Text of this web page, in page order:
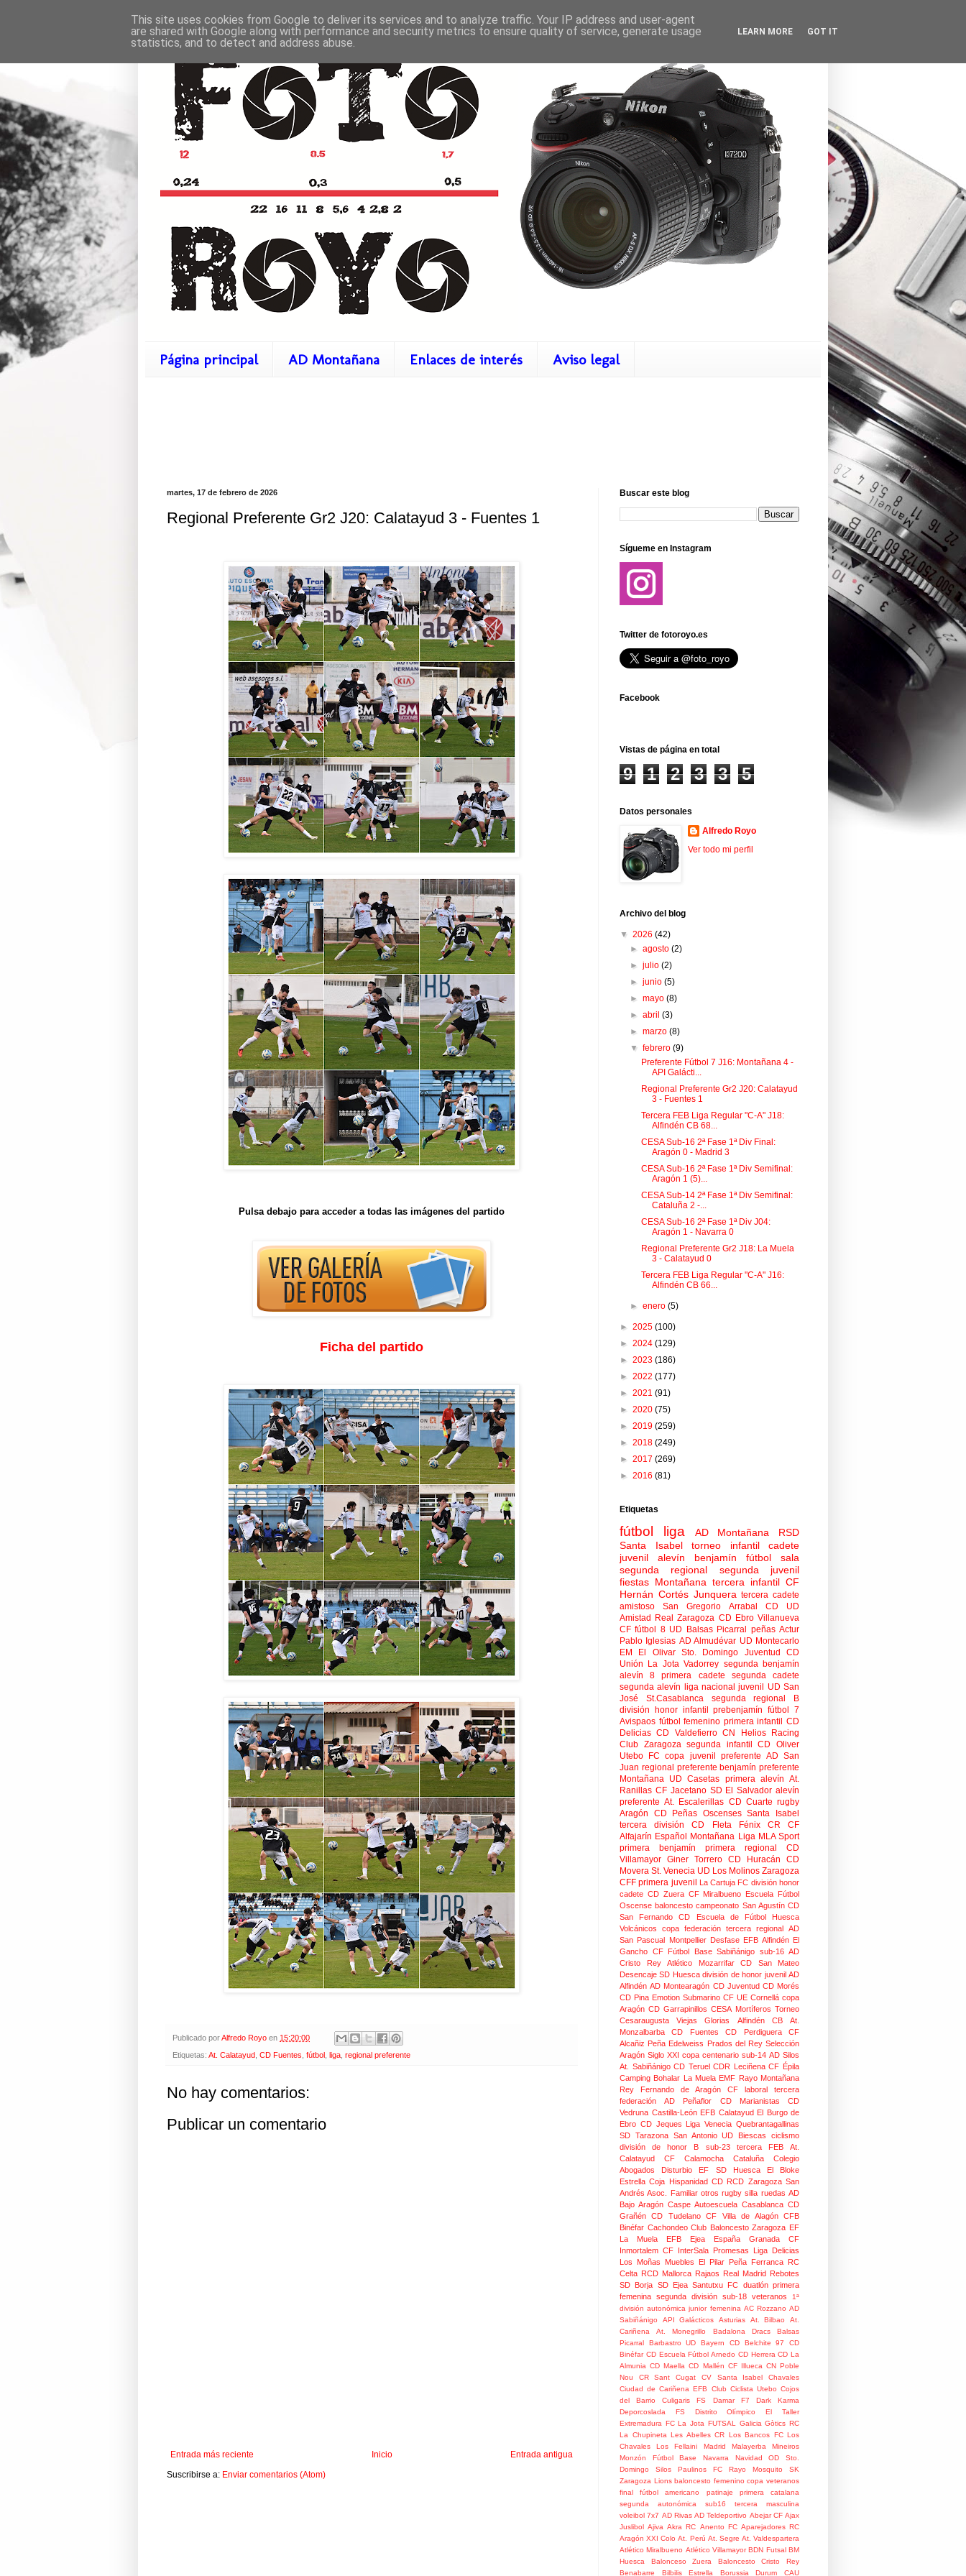
Página principal AD Montañana Enlaces de interés Aviso legal
martes, 17 de febrero de 2026
Regional Preferente Gr2 J20: Calatayud 3 - Fuentes 1
Pulsa debajo para acceder a todas las imágenes del partido
Ficha del partido
Publicado porAlfredo Royo en 15:20:00
Etiquetas: At. Calatayud CD Fuentes fútbol liga regional preferente
No hay comentarios:
Publicar un comentario
Entrada más reciente Entrada antigua
Inicio
Suscribirse a: Enviar comentarios (Atom)
Buscar este blog
Sígueme en Instagram
Twitter de fotoroyo.es
Facebook
Vistas de página en total
9 1 2 3 3 5
Datos personales
Alfredo Royo
Ver todo mi perfil
Archivo del blog
▼ 2026 (42)
►agosto(2)
►julio(2)
►junio(5)
►mayo(8)
►abril(3)
►marzo(8)
▼febrero(9)
Preferente Fútbol 7 J16: Montañana 4 -
API Galácti...
Regional Preferente Gr2 J20: Calatayud
3 - Fuentes 1
Tercera FEB Liga Regular "C-A" J18:
Alfindén CB 68...
CESA Sub-16 2ª Fase 1ª Div Final:
Aragón 0 - Madrid 3
CESA Sub-16 2ª Fase 1ª Div Semifinal:
Aragón 1 (5)...
CESA Sub-14 2ª Fase 1ª Div Semifinal:
Cataluña 2 -...
CESA Sub-16 2ª Fase 1ª Div J04:
Aragón 1 - Navarra 0
Regional Preferente Gr2 J18: La Muela
3 - Calatayud 0
Tercera FEB Liga Regular "C-A" J16:
Alfindén CB 66...
►enero(5)
► 2025 (100)
► 2024 (129)
► 2023 (186)
► 2022 (177)
► 2021 (91)
► 2020 (75)
► 2019 (259)
► 2018 (249)
► 2017 (269)
► 2016 (81)
Etiquetas
fútbol liga AD Montañana
RSD
Santa Isabel
torneo infantil
cadete
juvenil
alevín benjamín
fútbol sala
segunda regional
segunda juvenil
fiestas Montañana tercera infantil CF
Hernán Cortés Junquera tercera cadete
amistoso
San Gregorio Arrabal CD
UD
Amistad
Real Zaragoza CD Ebro Villanueva
CF fútbol 8 UD Balsas Picarral peñas Actur
Pablo Iglesias AD Almudévar UD Montecarlo
EM El Olivar Sto. Domingo Juventud
CD
Unión La Jota Vadorrey segunda benjamín
alevín 8
primera cadete
segunda cadete
segunda alevín
liga nacional juvenil
UD San
José
St.Casablanca
segunda regional B
división honor infantil
prebenjamín fútbol 7
Avispaos fútbol femenino primera infantil
CD
Delicias CD Valdefierro CN Helios
Racing
Club Zaragoza segunda infantil
CD Oliver
Utebo FC copa juvenil preferente AD San
Juan regional preferente benjamín preferente
Montañana UD Casetas primera alevín At.
Ranillas CF Jacetano SD El Salvador alevín
preferente At. Escalerillas CD Cuarte rugby
Aragón
CD Peñas Oscenses Santa Isabel
tercera división
CD Fleta Fénix CR
CF
Alfajarín Español Montañana Liga MLA Sport
primera benjamín
primera regional
CD
Villamayor Giner Torrero CD Huracán
CD
Movera St. Venecia UD Los Molinos Zaragoza
CFF primera juvenil La Cartuja FC división honor
cadete CD Zuera CF Miralbueno Escuela Fútbol
Oscense baloncesto campeonato San Agustín CD
San Fernando CD
Escuela de Fútbol Huesca
Volcánicos
copa federación tercera regional AD
San Pascual Montpellier Desfase EFB Alfindén El
Gancho CF
Fútbol Base Sabiñánigo sub-16 AD
Cristo Rey
Atlético Mozarrifar
CD San Mateo
Desencaje SD Huesca división de honor juvenil AD
Alfindén AD Montearagón CD Juventud CD Morés
CD Pina Emotion Submarino CF UE Cornellá copa
Aragón CD Garrapinillos CESA Mortíferos Torneo
Cesaraugusta
Viejas Glorias Alfindén CB
At.
Monzalbarba
CD Fuentes CD Perdiguera
CF
Alcañiz Peña Edelweiss Prados del Rey Selección
Aragón Siglo XXI copa centenario sub-14 AD Silos
At. Sabiñánigo CD Teruel CDR Leciñena CF Épila
Camping Bohalar La Muela EMF Rayo Montañana
Rey Fernando de Aragón CF
laboral
tercera
federación
AD Peñaflor CD Marianistas
CD
Vedruna Castilla-León EFB Calatayud El Burgo de
Ebro CD Jeques Liga Venecia Quebrantagallinas
SD Tarazona San Antonio UD Biescas
ciclismo
división de honor B
sub-23 tercera FEB
At.
Calatayud
CF Calamocha Cataluña
Colegio
Abogados
Disturbio EF SD Huesca
El Bloke
Estrella Coja Hispanidad CD RCD Zaragoza San
Andrés Asoc. Familiar otros rugby silla ruedas AD
Bajo Aragón Caspe Autoescuela Casablanca CD
Grañén
CD Tudelano CF Villa de Alagón
CFB
Binéfar Cachondeo Club Baloncesto Zaragoza EF
La Muela
EFB Ejea España
Granada CF
Inmortalem CF InterSala Promesas
Liga Delicias
Los Moñas
Muebles El Pilar Peña Ferranca RC
Celta RCD Mallorca Rajaos Real Madrid Rebotes
SD Borja SD Ejea Santutxu FC duatlón primera
femenina segunda división sub-18 veteranos
1ª
división autonómica junior femenina AC Rozzano AD
Sabiñánigo
API Galácticos Asturias At. Bilbao
At.
Cariñena
At. Monegrillo Badalona Dracs
Balsas
Picarral
Barbastro UD Bayern CD Belchite 97
CD
Binéfar CD Escuela Fútbol Arnedo CD Herrera CD La
Almunia CD Maella CD Mallén CF Illueca CN Poble
Nou
CR Sant Cugat CV Santa Isabel
Chavales
Ciudad de Cariñena EFB
Club Ciclista Utebo Cojos
del Barrio
Culigaris FS Damar F7
Dark Karma
Deporcoslada FS
Distrito Olímpico
El Taller
Extremadura FC La Jota FUTSAL Galicia Gòtics RC
La Chupineta Les Abelles CR Los Bancos FC Los
Chavales
Los Fellaini Madrid Malayerba
Mineiros
Monzón Fútbol Base
Navarra Navidad
OD Sto.
Domingo Silos
Paulinos FC Rayo Mosquito
SK
Zaragoza Lions baloncesto femenino copa veteranos
final
fútbol americano patinaje
primera catalana
segunda autonómica
sub16
tercera masculina
voleibol 7x7 AD Rivas AD Teldeportivo Abejar CF Ajax
Juslibol Ajiva Akra RC Anento FC Aparejadores RC
Aragón XXI Colo At. Perú At. Segre At. Valdespartera
Atlético Miralbueno Atlético Villamayor BDN Futsal BM
Huesca
Balonceso Zuera
Baloncesto Cristo Rey
Benabarre
Bilbilis Estrella Borussia Durum CAU
This site uses cookies from Google to deliver its services and to analyze traffic. Your IP address and user-agent
are shared with Google along with performance and security metrics to ensure quality of service, generate usage
statistics, and to detect and address abuse.
LEARN MORE GOT IT